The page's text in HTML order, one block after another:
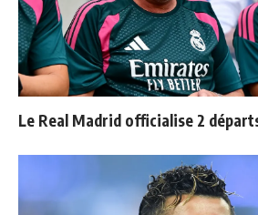
Le Real Madrid officialise 2